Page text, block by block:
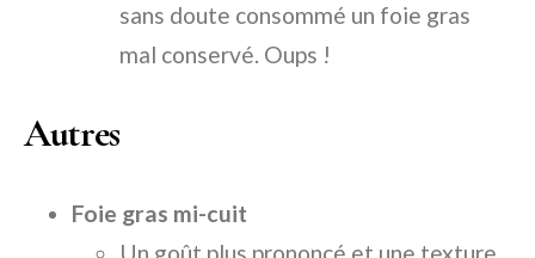
sans doute consommé un foie gras
mal conservé. Oups !
Autres
Foie gras mi-cuit